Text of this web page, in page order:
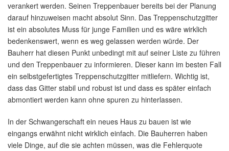
verankert werden. Seinen Treppenbauer bereits bei der Planung
darauf hinzuweisen macht absolut Sinn. Das Treppenschutzgitter
ist ein absolutes Muss für junge Familien und es wäre wirklich
bedenkenswert, wenn es weg gelassen werden würde. Der
Bauherr hat diesen Punkt unbedingt mit auf seiner Liste zu führen
und den Treppenbauer zu informieren. Dieser kann im besten Fall
ein selbstgefertigtes Treppenschutzgitter mitliefern. Wichtig ist,
dass das Gitter stabil und robust ist und dass es später einfach
abmontiert werden kann ohne spuren zu hinterlassen.
In der Schwangerschaft ein neues Haus zu bauen ist wie
eingangs erwähnt nicht wirklich einfach. Die Bauherren haben
viele Dinge, auf die sie achten müssen, was die Fehlerquote